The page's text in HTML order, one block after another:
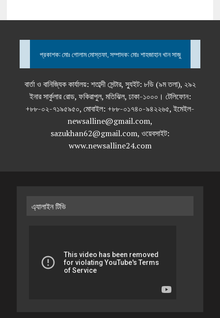
প্রকাশক: মোঃ গোলাম মোস্তফা, সম্পাদক: মোঃ শাহজাহান খান সাজু
বার্তা ও বানিজ্যিক কার্যালয়: শতাব্দী সেন্টার, স্যুইট: ৮ডি (৯ম তলা), ২৯২
ইনার সার্কুলার রোড, ফকিরাপুল, মতিঝিল, ঢাকা-১০০০। টেলিফোন:
+৮৮-০২-৭১৯৫৯৫০, মোবাইল: +৮৮-০১৭৪০-৯৪২২৬৫, ইমেইল-
newsalline@gmail.com,
sazukhan62@gmail.com, ওয়েবসাইট:
www.newsalline24.com
এ্যালাইন টিভি